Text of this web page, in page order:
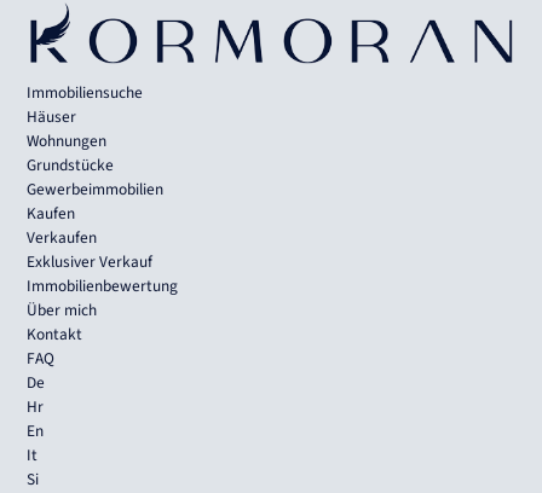
Immobiliensuche
Häuser
Wohnungen
Grundstücke
Gewerbeimmobilien
Kaufen
Verkaufen
Exklusiver Verkauf
Immobilienbewertung
Über mich
Kontakt
FAQ
De
Hr
En
It
Si